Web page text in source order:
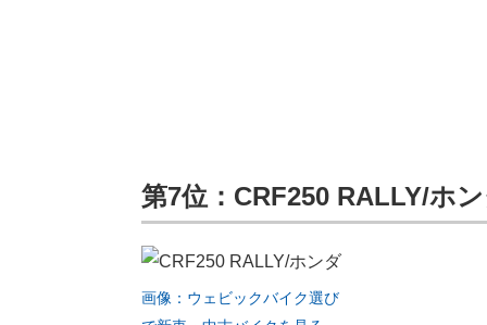
第7位：CRF250 RALLY/ホ
画像：ウェビックバイク選び